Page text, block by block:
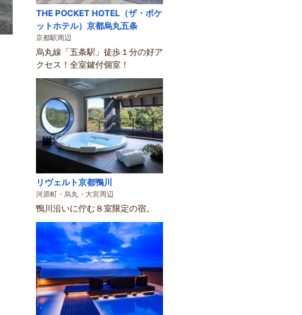
THE POCKET HOTEL（ザ・ポケ
ットホテル）京都烏丸五条
京都駅周辺
烏丸線「五条駅」徒歩１分の好ア
クセス！全室鍵付個室！
リヴェルト京都鴨川
河原町・烏丸・大宮周辺
鴨川沿いに佇む８室限定の宿。